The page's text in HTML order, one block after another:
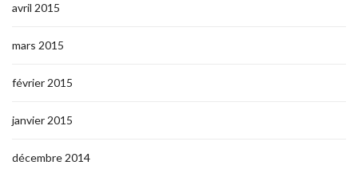
avril 2015
mars 2015
février 2015
janvier 2015
décembre 2014